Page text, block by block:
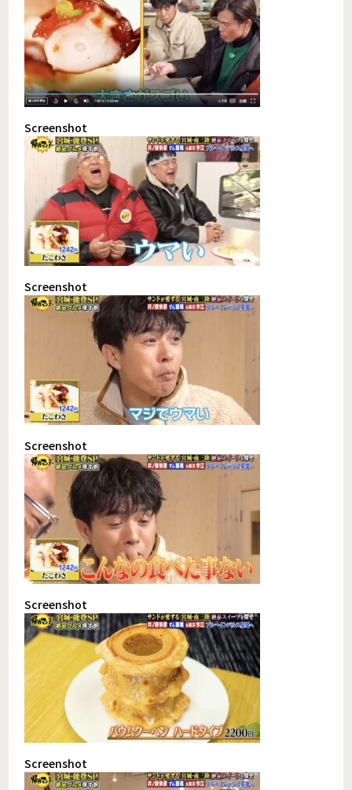
Screenshot
Screenshot
Screenshot
Screenshot
Screenshot